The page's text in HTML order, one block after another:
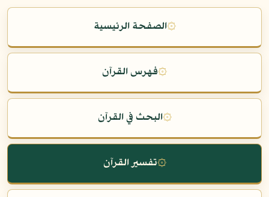
۞الصفحة الرئيسية
۞فهرس القرآن
۞البحث في القرآن
۞تفسير القرآن